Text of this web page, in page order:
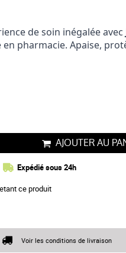
de soin inégalée avec
en pharmacie. Apaise,
AJOUTER AU
Expédié sous 24h
ce produit
Voir les conditions de livraison